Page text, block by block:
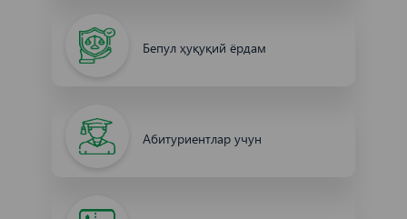
Бепул ҳуқуқий ёрдам
Абитуриентлар учун